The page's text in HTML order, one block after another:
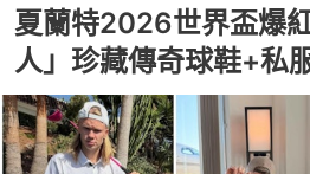
夏蘭特2026世界盃爆
人」珍藏傳奇球鞋+私